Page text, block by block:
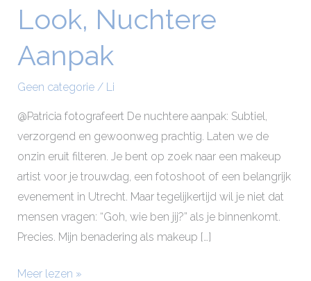
Look, Nuchtere
Aanpak
Geen categorie/ Li
@Patricia fotografeert De nuchtere aanpak: Subtiel,
verzorgend en gewoonweg prachtig. Laten we de
onzin eruit filteren. Je bent op zoek naar een makeup
artist voor je trouwdag, een fotoshoot of een belangrijk
evenement in Utrecht. Maar tegelijkertijd wil je niet dat
mensen vragen: “Goh, wie ben jij?” als je binnenkomt.
Precies. Mijn benadering als makeup […]
Look,
Aanpak
Meer lezen »